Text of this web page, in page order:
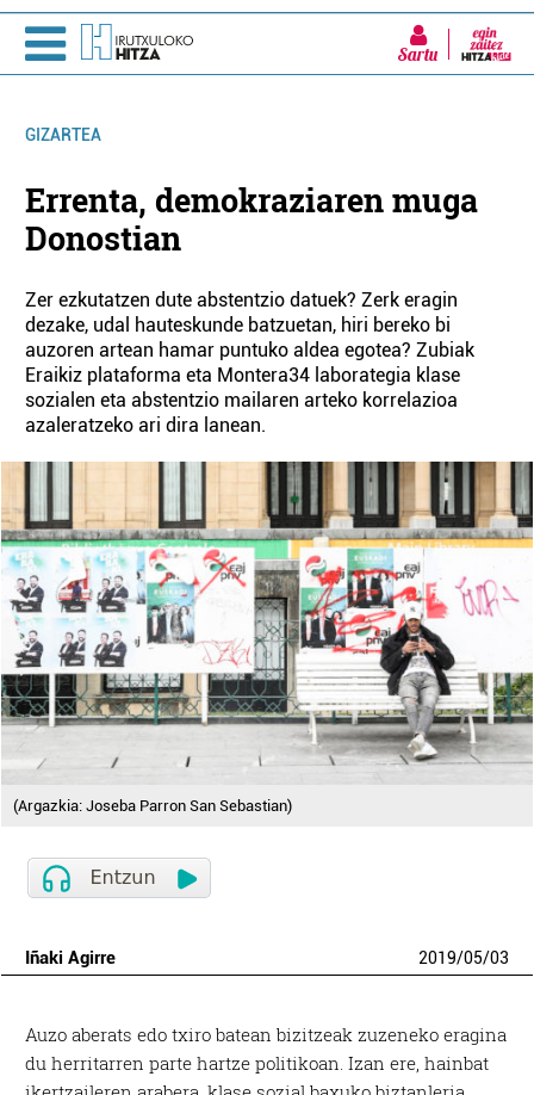
Sartu
GIZARTEA
Errenta, demokraziaren muga
Donostian
Zer ezkutatzen dute abstentzio datuek? Zerk eragin
dezake, udal hauteskunde batzuetan, hiri bereko bi
auzoren artean hamar puntuko aldea egotea? Zubiak
Eraikiz plataforma eta Montera34 laborategia klase
sozialen eta abstentzio mailaren arteko korrelazioa
azaleratzeko ari dira lanean.
(Argazkia: Joseba Parron San Sebastian)
Iñaki Agirre 2019/05/03
Auzo aberats edo txiro batean bizitzeak zuzeneko eragina
du herritarren parte hartze politikoan. Izan ere, hainbat